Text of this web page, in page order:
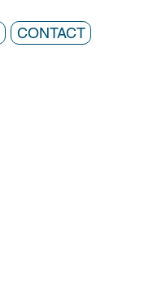
CONTACT